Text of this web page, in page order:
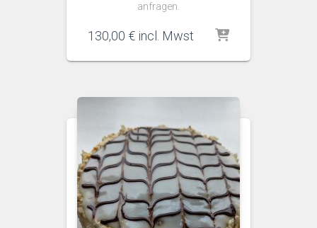
anfragen.
130,00 € incl. Mwst